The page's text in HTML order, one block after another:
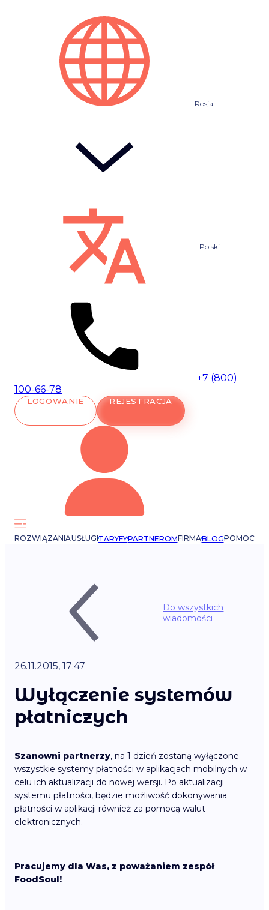
Rosja
Polski
+7 (800)
100-66-78
LOGOWANIE REJESTRACJA
ROZWIĄZANIAUSŁUGITARYFYPARTNEROMFIRMABLOGPOMOC
Do wszystkich
wiadomości
26.11.2015, 17:47
Wyłączenie systemów
płatniczych
Szanowni partnerzy, na 1 dzień zostaną wyłączone
wszystkie systemy płatności w aplikacjach mobilnych w
celu ich aktualizacji do nowej wersji. Po aktualizacji
systemu płatności, będzie możliwość dokonywania
płatności w aplikacji również za pomocą walut
elektronicznych.
Pracujemy dla Was, z poważaniem zespół
FoodSoul!